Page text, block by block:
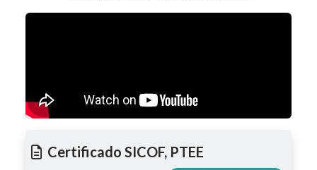
Certificado SICOF, PTEE